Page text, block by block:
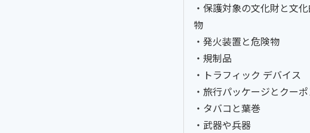
・保護対象の文化財と文
物
・発火装置と危険物
・規制品
・トラフィック デバイス
・旅行パッケージとクー
・タバコと葉巻
・武器や兵器